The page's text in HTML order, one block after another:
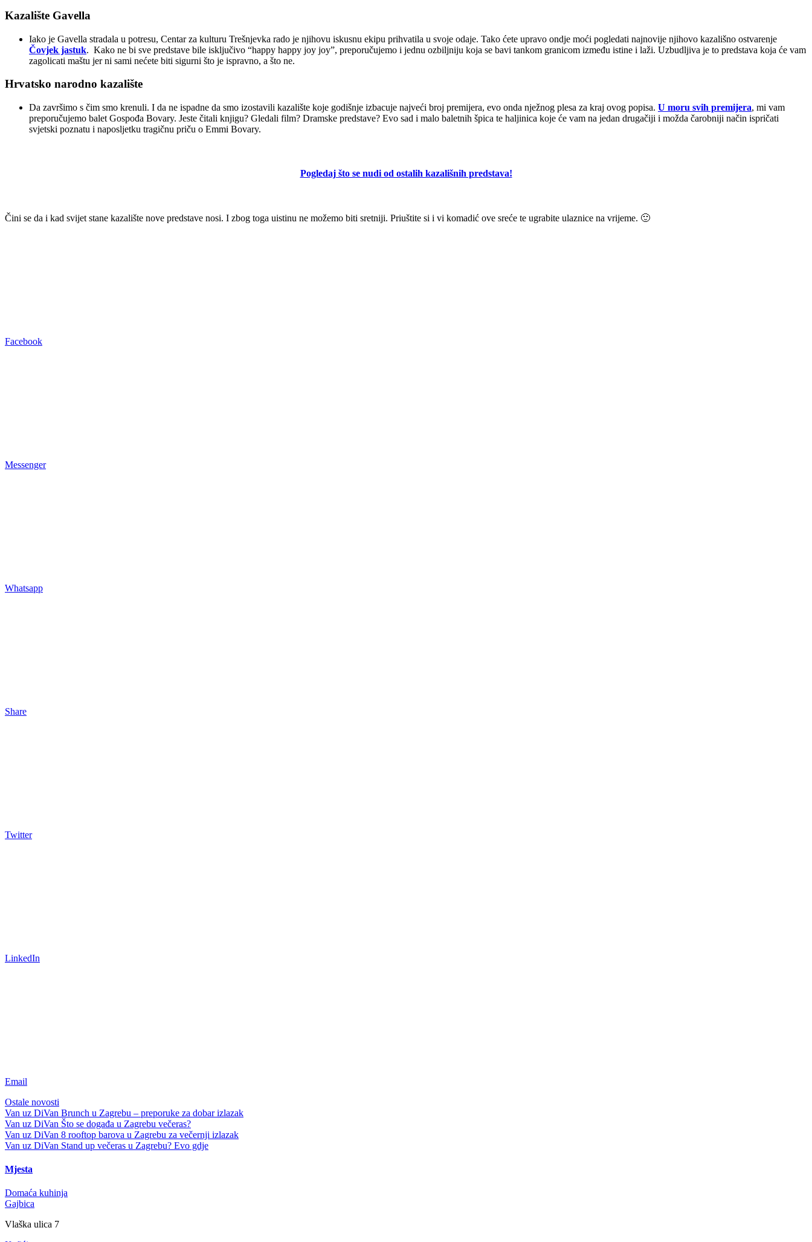
Kazalište Gavella
Iako je Gavella stradala u potresu, Centar za kulturu Trešnjevka rado je njihovu iskusnu ekipu prihvatila u svoje odaje. Tako ćete upravo ondje moći pogledati najnovije njihovo kazališno ostvarenje
Čovjek jastuk. Kako ne bi sve predstave bile isključivo “happy happy joy joy”, preporučujemo i jednu ozbiljniju koja se bavi tankom granicom između istine i laži. Uzbudljiva je to predstava koja će vam
zagolicati maštu jer ni sami nećete biti sigurni što je ispravno, a što ne.
Hrvatsko narodno kazalište
Da završimo s čim smo krenuli. I da ne ispadne da smo izostavili kazalište koje godišnje izbacuje najveći broj premijera, evo onda nježnog plesa za kraj ovog popisa. U moru svih premijera, mi vam
preporučujemo balet Gospođa Bovary. Jeste čitali knjigu? Gledali film? Dramske predstave? Evo sad i malo baletnih špica te haljinica koje će vam na jedan drugačiji i možda čarobniji način ispričati
svjetski poznatu i naposljetku tragičnu priču o Emmi Bovary.
Pogledaj što se nudi od ostalih kazališnih predstava!
Čini se da i kad svijet stane kazalište nove predstave nosi. I zbog toga uistinu ne možemo biti sretniji. Priuštite si i vi komadić ove sreće te ugrabite ulaznice na vrijeme. 🙂
Facebook
Messenger
Whatsapp
Share
Twitter
LinkedIn
Email
Ostale novosti
Van uz DiVan Brunch u Zagrebu – preporuke za dobar izlazak
Van uz DiVan Što se događa u Zagrebu večeras?
Van uz DiVan 8 rooftop barova u Zagrebu za večernji izlazak
Van uz DiVan Stand up večeras u Zagrebu? Evo gdje
Mjesta
Domaća kuhinja
Gajbica
Vlaška ulica 7